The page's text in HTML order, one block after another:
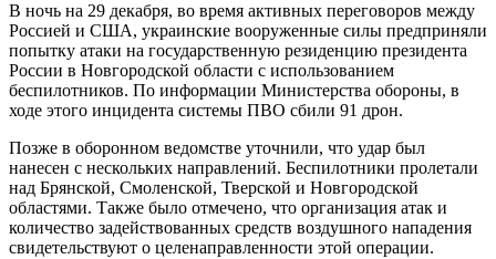
В ночь на 29 декабря, во время активных переговоров между
Россией и США, украинские вооруженные силы предприняли
попытку атаки на государственную резиденцию президента
России в Новгородской области с использованием
беспилотников. По информации Министерства обороны, в
ходе этого инцидента системы ПВО сбили 91 дрон.
Позже в оборонном ведомстве уточнили, что удар был
нанесен с нескольких направлений. Беспилотники пролетали
над Брянской, Смоленской, Тверской и Новгородской
областями. Также было отмечено, что организация атак и
количество задействованных средств воздушного нападения
свидетельствуют о целенаправленности этой операции.